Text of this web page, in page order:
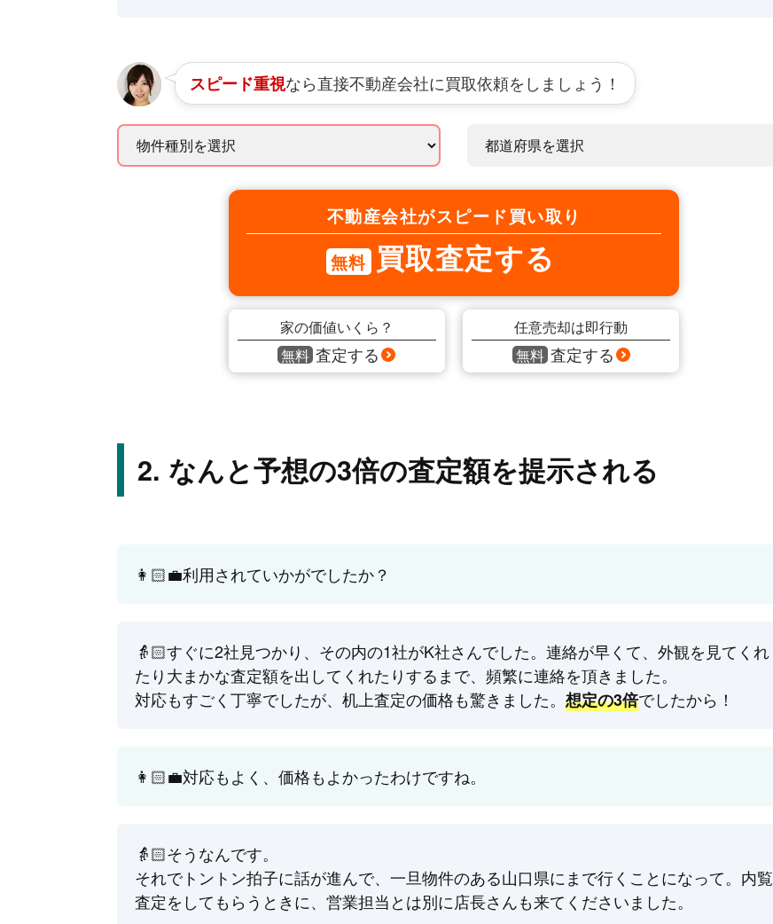
スピード重視なら直接不動産会社に買取依頼をしましょう！
不動産会社がスピード買い取り
無料 買取査定する
家の価値いくら？
無料 査定する
任意売却は即行動
無料 査定する
なんと予想の3倍の査定額を提示される
👩🏻‍💼利用されていかがでしたか？
👵🏻すぐに2社見つかり、その内の1社がK社さんでした。連絡が早くて、外観を見てくれ
たり大まかな査定額を出してくれたりするまで、頻繁に連絡を頂きました。
対応もすごく丁寧でしたが、机上査定の価格も驚きました。 想定の3倍でしたから！
👩🏻‍💼対応もよく、価格もよかったわけですね。
👵🏻そうなんです。
それでトントン拍子に話が進んで、一旦物件のある山口県にまで行くことになって。内覧
査定をしてもらうときに、営業担当とは別に店長さんも来てくださいました。